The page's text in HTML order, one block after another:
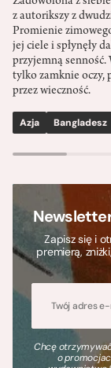
z autorikszy z
Promienie
jej ciele i spłynęły
przyjemną senność.
tylko zamknie oczy,
przez wieczność.
Azja Bangladesz
Zapisz się i
premierą,
Chcę
o